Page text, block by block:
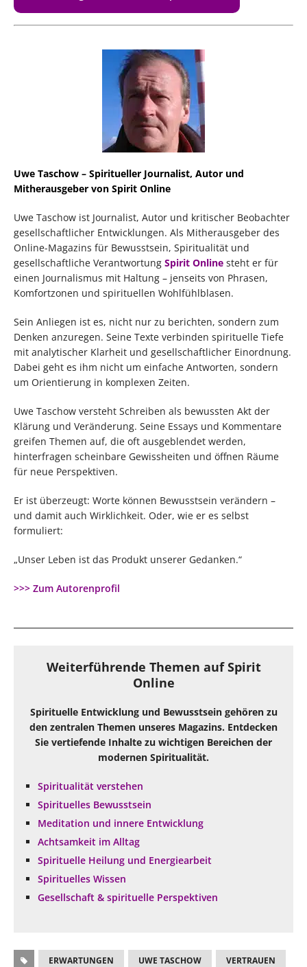
Uwe Taschow – Spiritueller Journalist, Autor und
Mitherausgeber von Spirit Online
Uwe Taschow ist Journalist, Autor und kritischer Beobachter
gesellschaftlicher Entwicklungen. Als Mitherausgeber des
Online-Magazins für Bewusstsein, Spiritualität und
gesellschaftliche Verantwortung Spirit Online steht er für
einen Journalismus mit Haltung – jenseits von Phrasen,
Komfortzonen und spirituellen Wohlfühlblasen.
Sein Anliegen ist es, nicht nur zu berichten, sondern zum
Denken anzuregen. Seine Texte verbinden spirituelle Tiefe
mit analytischer Klarheit und gesellschaftlicher Einordnung.
Dabei geht es ihm nicht um einfache Antworten, sondern
um Orientierung in komplexen Zeiten.
Uwe Taschow versteht Schreiben als bewussten Akt der
Klärung und Veränderung. Seine Essays und Kommentare
greifen Themen auf, die oft ausgeblendet werden,
hinterfragen scheinbare Gewissheiten und öffnen Räume
für neue Perspektiven.
Er ist überzeugt: Worte können Bewusstsein verändern –
und damit auch Wirklichkeit. Oder, wie er es selbst
formuliert:
„Unser Leben ist das Produkt unserer Gedanken.“
>>> Zum Autorenprofil
Weiterführende Themen auf Spirit
Online
Spirituelle Entwicklung und Bewusstsein gehören zu
den zentralen Themen unseres Magazins. Entdecken
Sie vertiefende Inhalte zu wichtigen Bereichen der
modernen Spiritualität.
Spiritualität verstehen
Spirituelles Bewusstsein
Meditation und innere Entwicklung
Achtsamkeit im Alltag
Spirituelle Heilung und Energiearbeit
Spirituelles Wissen
Gesellschaft & spirituelle Perspektiven
ERWARTUNGEN UWE TASCHOW VERTRAUEN